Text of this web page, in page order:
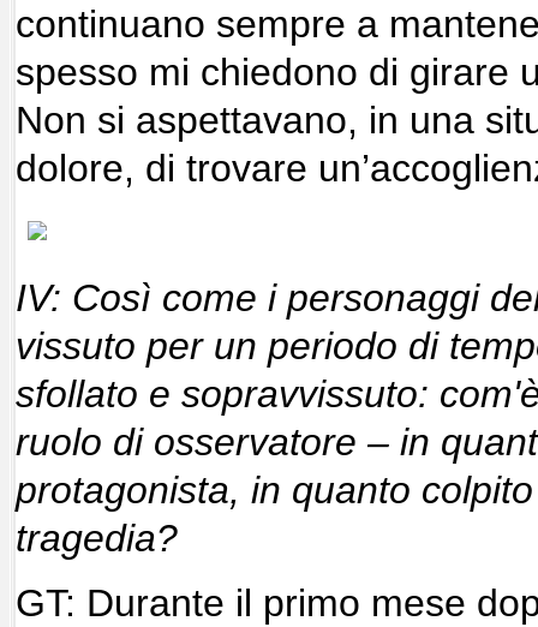
continuano sempre a
spesso mi chiedono di girare
Non si aspettavano, in una
dolore, di trovare
IV: Così come i personaggi
vissuto per un periodo di
sfollato e sopravvissuto:
ruolo di osservatore – in
protagonista, in quanto
tragedia?
GT: Durante il primo mese